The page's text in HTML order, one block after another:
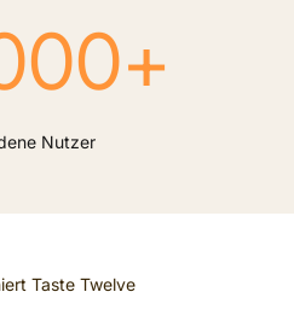
+
Nutzer
Taste Twelve